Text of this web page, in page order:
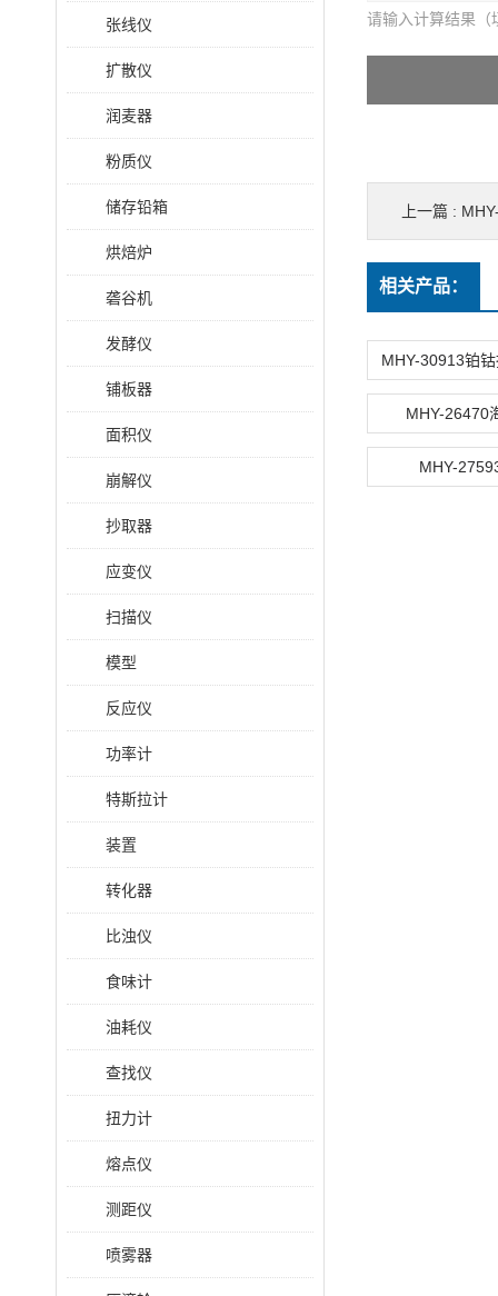
张线仪
扩散仪
润麦器
粉质仪
储存铅箱
烘焙炉
砻谷机
发酵仪
铺板器
面积仪
崩解仪
抄取器
应变仪
扫描仪
模型
反应仪
功率计
特斯拉计
装置
转化器
比浊仪
食味计
油耗仪
查找仪
扭力计
熔点仪
测距仪
喷雾器
请输入计算结果（
上一篇 :
相关产品：
MHY-26470
MHY-